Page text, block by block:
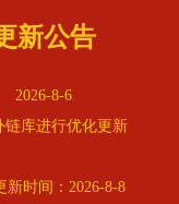
超级外链只是一个简便而集成
作弊，那您可以使用超级外
论坛发布外链，到友情链接
外链，
否收录
新公告
2026-8-6
链库进行优化更新
新时间：2026-8-8